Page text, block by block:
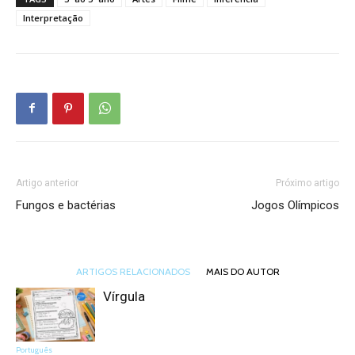
Interpretação
Artigo anterior
Fungos e bactérias
Próximo artigo
Jogos Olímpicos
ARTIGOS RELACIONADOS MAIS DO AUTOR
Português
Vírgula